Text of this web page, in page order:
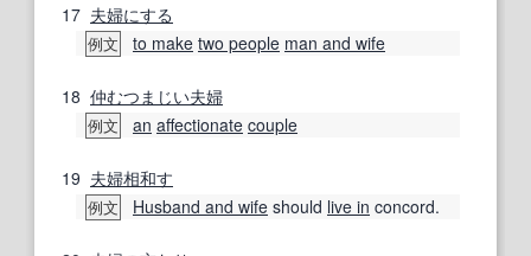
17 夫婦にする
例文 to make two people man and wife
18 仲むつまじい夫婦
例文 an affectionate couple
19 夫婦相和す
例文 Husband and wife should live in concord.